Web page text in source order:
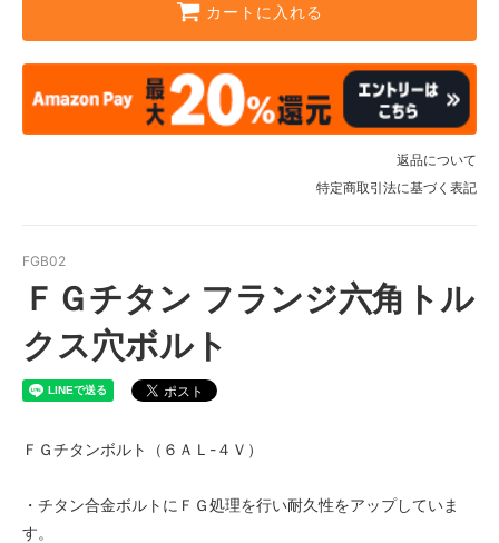
カートに入れる
返品について
特定商取引法に基づく表記
FGB02
ＦＧチタン フランジ六角トル
クス穴ボルト
ＦＧチタンボルト（６ＡＬ-４Ｖ）
・チタン合金ボルトにＦＧ処理を行い耐久性をアップしていま
す。